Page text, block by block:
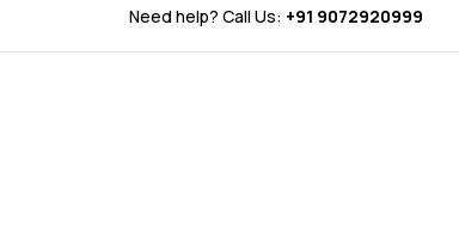
Need help? Call Us: +91 9072920999